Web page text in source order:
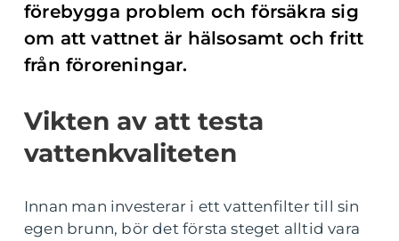
förebygga problem och försäkra sig
om att vattnet är hälsosamt och fritt
från föroreningar.
Vikten av att testa
vattenkvaliteten
Innan man investerar i ett vattenfilter till sin
egen brunn, bör det första steget alltid vara